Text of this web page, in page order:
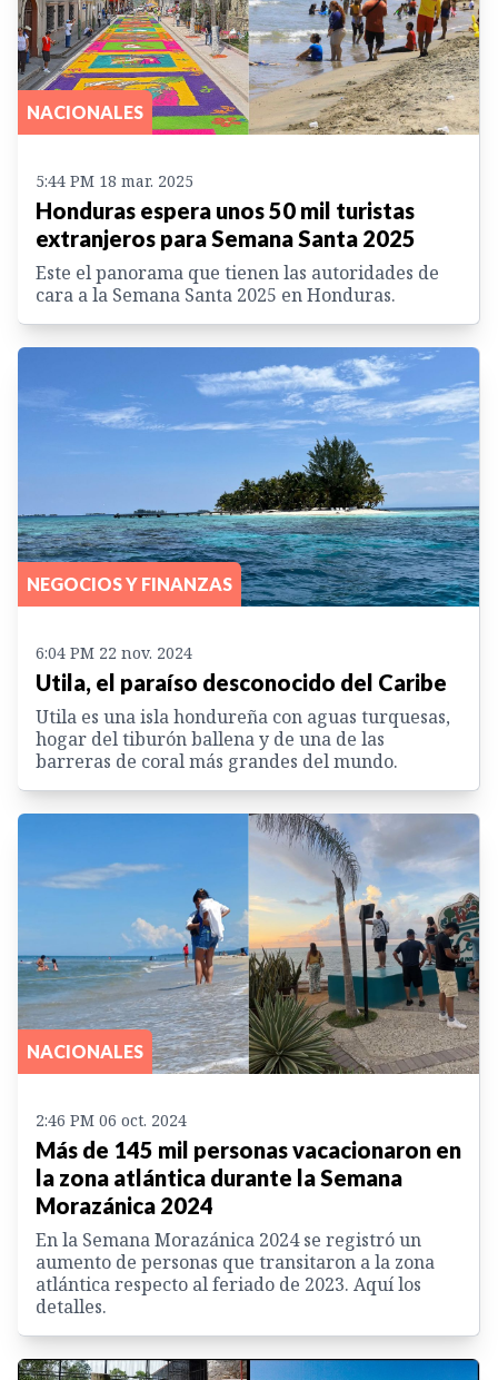
NACIONALES
5:44 PM 18 mar. 2025
Honduras espera unos 50 mil turistas
extranjeros para Semana Santa 2025
Este el panorama que tienen las autoridades de
cara a la Semana Santa 2025 en Honduras.
NEGOCIOS Y FINANZAS
6:04 PM 22 nov. 2024
Utila, el paraíso desconocido del Caribe
Utila es una isla hondureña con aguas turquesas,
hogar del tiburón ballena y de una de las
barreras de coral más grandes del mundo.
NACIONALES
2:46 PM 06 oct. 2024
Más de 145 mil personas vacacionaron en
la zona atlántica durante la Semana
Morazánica 2024
En la Semana Morazánica 2024 se registró un
aumento de personas que transitaron a la zona
atlántica respecto al feriado de 2023. Aquí los
detalles.